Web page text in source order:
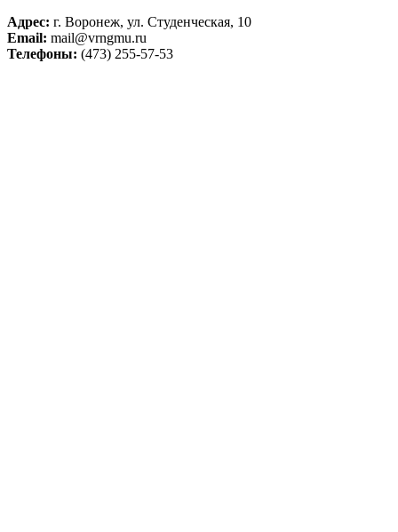
Адрес: г. Воронеж, ул. Студенческая, 10
Email: mail@vrngmu.ru
Телефоны: (473) 255-57-53